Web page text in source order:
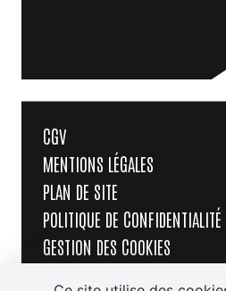
CGV
MENTIONS LÉGALES
PLAN DE SITE
POLITIQUE DE CONFIDENTIALITÉ
GESTION DES COOKIES